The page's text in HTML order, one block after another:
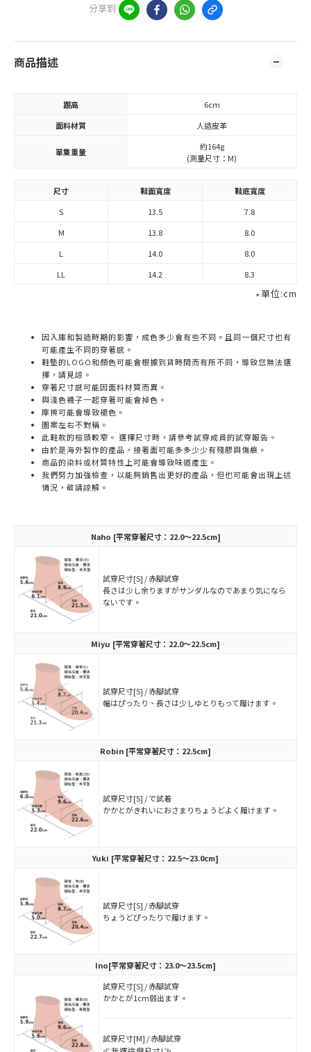
分享到
商品描述
跟高
6cm
面料材質
人造皮革
單隻重量
約164g
(測量尺寸：M)
尺寸 鞋面寬度
鞋底寬度
S
13.5
7.8
M
13.8
8.0
L
14.0
8.0
LL
14.2 8.3
∗單位:cm
因入庫和製造時期的影響，成色多少會有些不同。且同一個尺寸也有
可能產生不同的穿著感。
鞋墊的LOGO和顏色可能會根據到貨時間而有所不同，導致您無法選
擇，請見諒。
穿著尺寸感可能因面料材質而異。
與淺色襪子一起穿著可能會掉色。
摩擦可能會導致褪色。
圖案左右不對稱。
此鞋款的楦頭較窄。 選擇尺寸時，請參考試穿成員的試穿報告。
由於是海外製作的產品，接著面可能多多少少有殘膠與傷痕。
商品的染料或材質特性上可能會導致味道產生。
我們努力加強檢查，以能夠銷售出更好的產品，但也可能會出現上述
情況，敬請諒解。
Naho [平常穿著尺寸：22.0～22.5cm]
試穿尺寸[S] / 赤腳試穿
長さは少し余りますがサンダルなのであまり気になら
ないです。
Miyu [平常穿著尺寸：22.0～22.5cm]
試穿尺寸[S] / 赤腳試穿
幅はぴったり、長さは少しゆとりもって履けます。
Robin [平常穿著尺寸：22.5cm]
試穿尺寸[S] / で試着
かかとがきれいにおさまりちょうどよく履けます。
Yuki [平常穿著尺寸：22.5～23.0cm]
試穿尺寸[S] / 赤腳試穿
ちょうどぴったりで履けます。
Ino[平常穿著尺寸：23.0～23.5cm]
試穿尺寸[S] / 赤腳試穿
かかとが1cm弱出ます。
試穿尺寸[M] / 赤腳試穿